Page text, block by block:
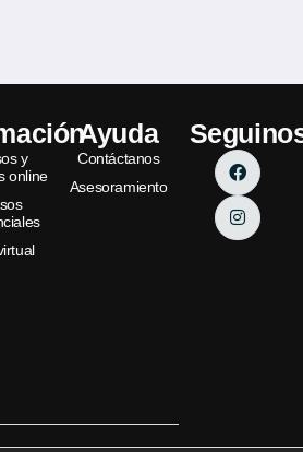
y
online
Ayuda
Contáctanos
Asesoramiento